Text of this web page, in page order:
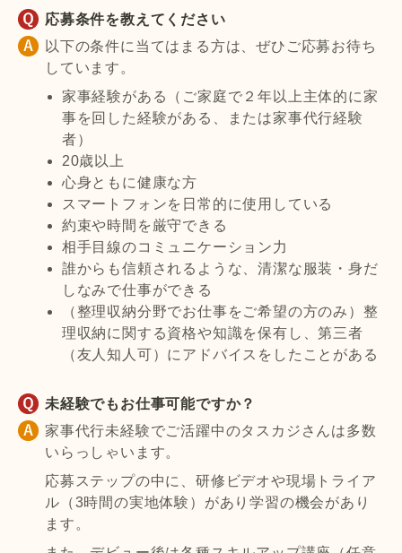
応募条件を教えてください
以下の条件に当てはまる方は、ぜひご応募お待ち
しています。
家事経験がある（ご家庭で２年以上主体的に家
事を回した経験がある、または家事代行経験
者）
20歳以上
心身ともに健康な方
スマートフォンを日常的に使用している
約束や時間を厳守できる
相手目線のコミュニケーション力
誰からも信頼されるような、清潔な服装・身だ
しなみで仕事ができる
（整理収納分野でお仕事をご希望の方のみ）整
理収納に関する資格や知識を保有し、第三者
（友人知人可）にアドバイスをしたことがある
未経験でもお仕事可能ですか？
家事代行未経験でご活躍中のタスカジさんは多数
いらっしゃいます。
応募ステップの中に、研修ビデオや現場トライア
ル（3時間の実地体験）があり学習の機会があり
ます。